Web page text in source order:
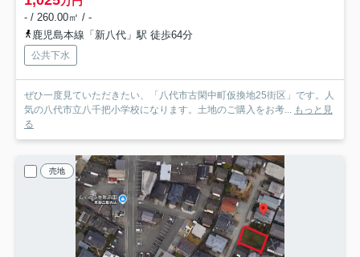
- / 260.00㎡ / -
鹿児島本線「新八代」駅 徒歩64分
公共下水
ぜひ一度見ていただきたい、「八代市古閑中町仮換地25街区」です。人
気の八代市立八千把小学校になります。土地のご購入をお考... もっと見
る
売地